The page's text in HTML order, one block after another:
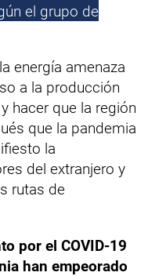
el grupo de
energía amenaza
a la producción
hacer que la región
que la pandemia
la
del extranjero y
rutas de
por el COVID-19
han empeorado